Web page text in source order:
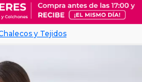
y Tejidos